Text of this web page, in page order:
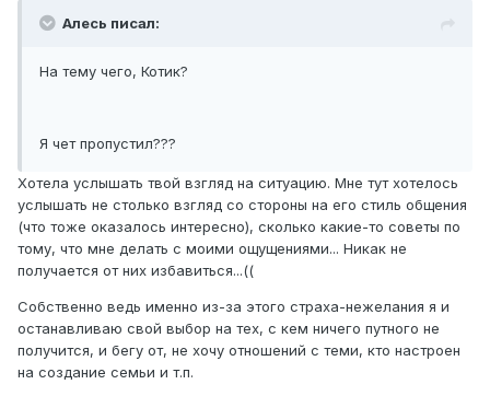
Алесь писал:
На тему чего, Котик?
Я чет пропустил???
Хотела услышать твой взгляд на ситуацию. Мне тут хотелось
услышать не столько взгляд со стороны на его стиль общения
(что тоже оказалось интересно), сколько какие-то советы по
тому, что мне делать с моими ощущениями... Никак не
получается от них избавиться...((
Собственно ведь именно из-за этого страха-нежелания я и
останавливаю свой выбор на тех, с кем ничего путного не
получится, и бегу от, не хочу отношений с теми, кто настроен
на создание семьи и т.п.